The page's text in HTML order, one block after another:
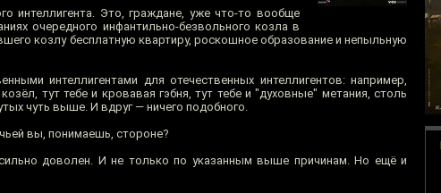
интеллигента. Это, граждане, уже что-то вообще
очередного инфантильно-безвольного козла в
козлу бесплатную квартиру, роскошное образование и непыльную
интеллигентами для отечественных интеллигентов: например,
тут тебе и кровавая гэбня, тут тебе и "духовные" метания, столь
чуть выше. И вдруг — ничего подобного.
вы, понимаешь, стороне?
доволен. И не только по указанным выше причинам. Но ещё и